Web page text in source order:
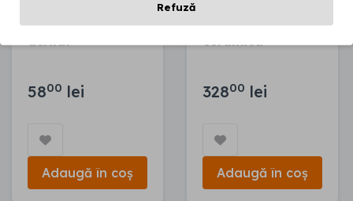
Set prelucrare
acrilat
5800 lei
Adaugă în coș
Set prelucrare
ceramica
32800 lei
Adaugă în coș
Refuză